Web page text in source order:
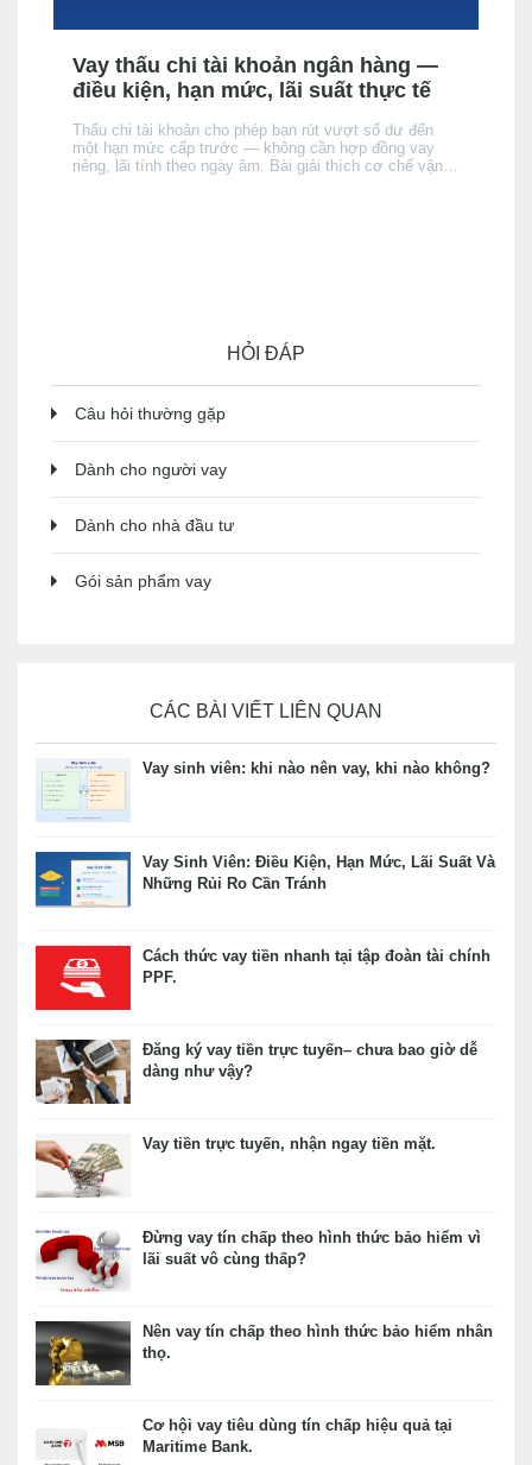
Vay thấu chi tài khoản ngân hàng —
điều kiện, hạn mức, lãi suất thực tế
Thấu chi tài khoản cho phép bạn rút vượt số dư đến
một hạn mức cấp trước — không cần hợp đồng vay
riêng, lãi tính theo ngày âm. Bài giải thích cơ chế vận
HỎI ĐÁP
Câu hỏi thường gặp
Dành cho người vay
Dành cho nhà đầu tư
Gói sản phẩm vay
CÁC BÀI VIẾT LIÊN QUAN
Vay sinh viên: khi nào nên vay, khi nào không?
Vay Sinh Viên: Điều Kiện, Hạn Mức, Lãi Suất Và
Những Rủi Ro Cần Tránh
Cách thức vay tiền nhanh tại tập đoàn tài chính
PPF.
Đăng ký vay tiền trực tuyến– chưa bao giờ dễ
dàng như vậy?
Vay tiền trực tuyến, nhận ngay tiền mặt.
Đừng vay tín chấp theo hình thức bảo hiểm vì
lãi suất vô cùng thấp?
Nên vay tín chấp theo hình thức bảo hiểm nhân
thọ.
Cơ hội vay tiêu dùng tín chấp hiệu quả tại
Maritime Bank.